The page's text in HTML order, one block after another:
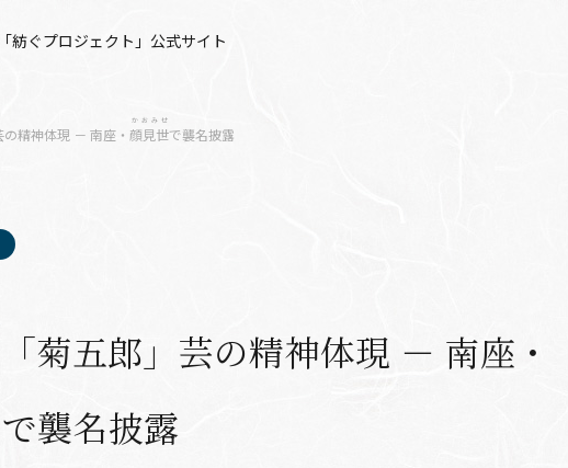
紡ぐプロジェクト」公式サイト
精神体現 － 南座・ 顔見世
かおみせ
で襲名披露
菊五郎」芸の精神体現 － 南座・
で襲名披露